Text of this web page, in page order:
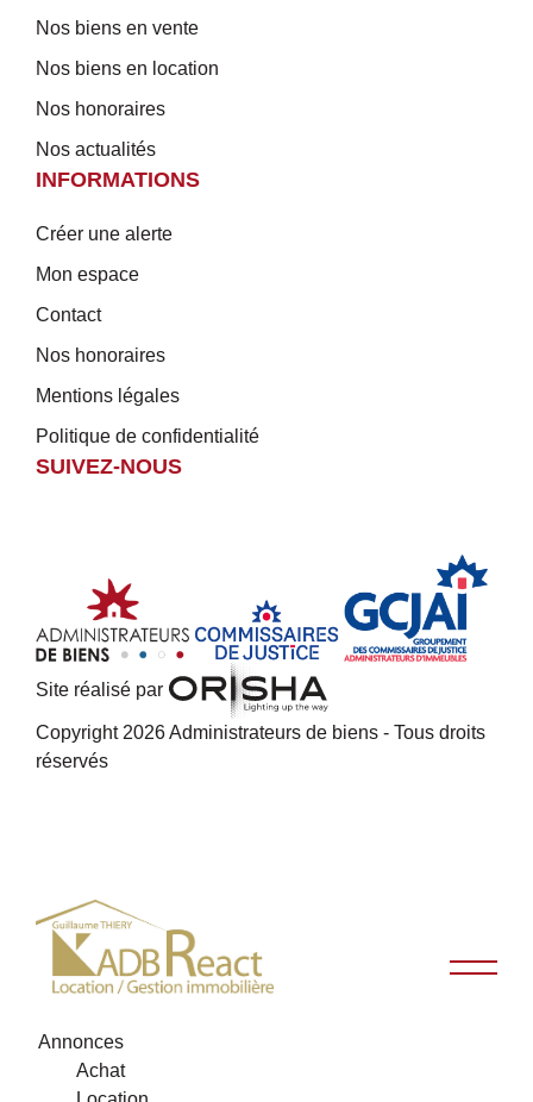
Nos biens en vente
Nos biens en location
Nos honoraires
Nos actualités
INFORMATIONS
Créer une alerte
Mon espace
Contact
Nos honoraires
Mentions légales
Politique de confidentialité
SUIVEZ-NOUS
Site réalisé par
Copyright 2026 Administrateurs de biens - Tous droits
réservés
Annonces
Achat